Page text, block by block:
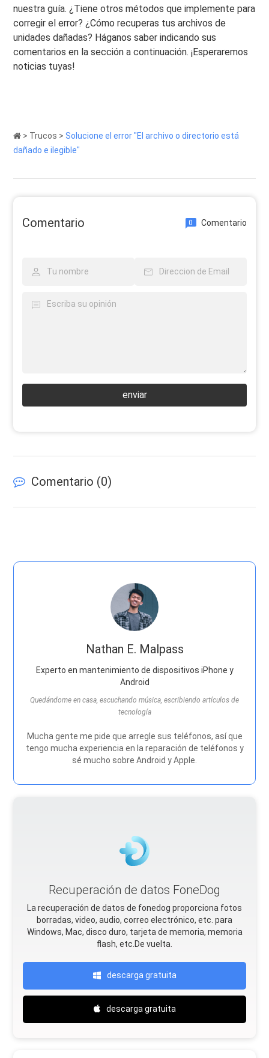
nuestra guía. ¿Tiene otros métodos que implemente para
corregir el error? ¿Cómo recuperas tus archivos de
unidades dañadas? Háganos saber indicando sus
comentarios en la sección a continuación. ¡Esperaremos
noticias tuyas!
> Trucos >Solucione el error "El archivo o directorio está
dañado e ilegible"
Comentario 0 Comentario
enviar
Comentario (0)
Nathan E. Malpass
Experto en mantenimiento de dispositivos iPhone y
Android
Quedándome en casa, escuchando música, escribiendo artículos de
tecnología
Mucha gente me pide que arregle sus teléfonos, así que
tengo mucha experiencia en la reparación de teléfonos y
sé mucho sobre Android y Apple.
Recuperación de datos FoneDog
La recuperación de datos de fonedog proporciona fotos
borradas, video, audio, correo electrónico, etc. para
Windows, Mac, disco duro, tarjeta de memoria, memoria
flash, etc.De vuelta.
descarga gratuita
descarga gratuita